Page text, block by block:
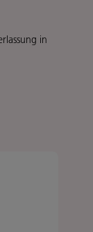
in